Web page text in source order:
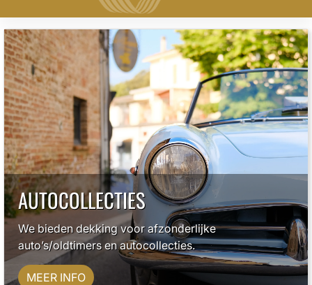
AUTOCOLLECTIES
We bieden dekking voor afzonderlijke
auto’s/oldtimers en autocollecties.
MEER INFO